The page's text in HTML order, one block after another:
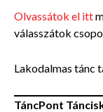
Olvassátok el itt
válasszátok
Lakodalmas tánc
TáncPont